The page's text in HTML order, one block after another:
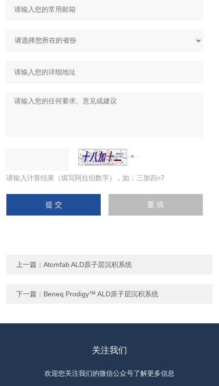
请输入计算结果（填写阿拉伯数字），如：三加四=7
上一篇：Atomfab ALD原子层沉积系统
下一篇： Beneq Prodigy™ ALD原子层沉积系统
关注我们
欢迎您关注我们的微信公众号了解更多信息